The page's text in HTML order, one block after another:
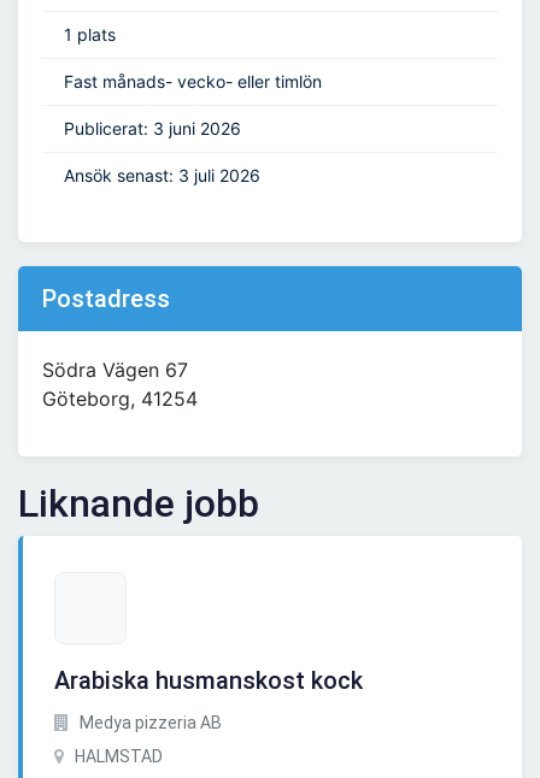
1 plats
Fast månads- vecko- eller timlön
Publicerat: 3 juni 2026
Ansök senast: 3 juli 2026
Postadress
Södra Vägen 67
Göteborg, 41254
Liknande jobb
Arabiska husmanskost kock
Medya pizzeria AB
HALMSTAD